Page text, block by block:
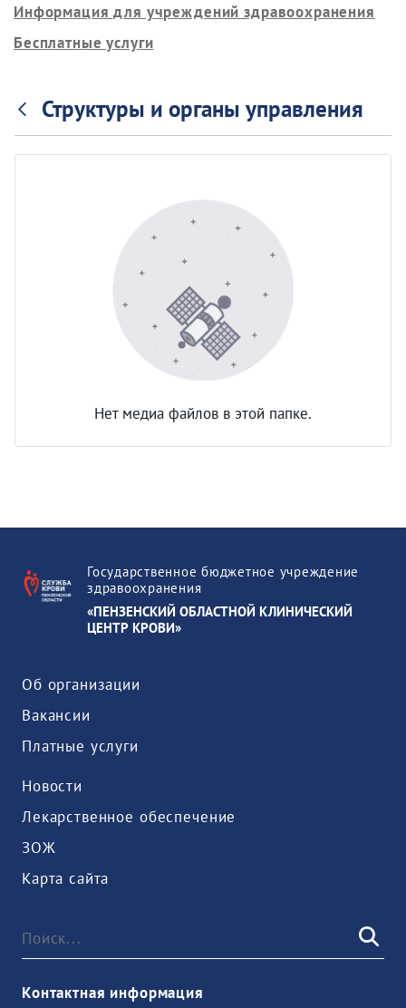
Информация для учреждений здравоохранения
Бесплатные услуги
Структуры и органы управления
Нет медиа файлов в этой папке.
Государственное бюджетное учреждение
здравоохранения
«ПЕНЗЕНСКИЙ ОБЛАСТНОЙ КЛИНИЧЕСКИЙ
ЦЕНТР КРОВИ»
Об организации
Вакансии
Платные услуги
Новости
Лекарственное обеспечение
ЗОЖ
Карта сайта
Контактная информация